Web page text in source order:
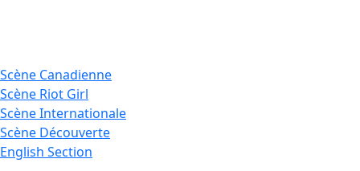
Scène Canadienne
Scène Riot Girl
ScèneInternationale
Scène Découverte
English Section